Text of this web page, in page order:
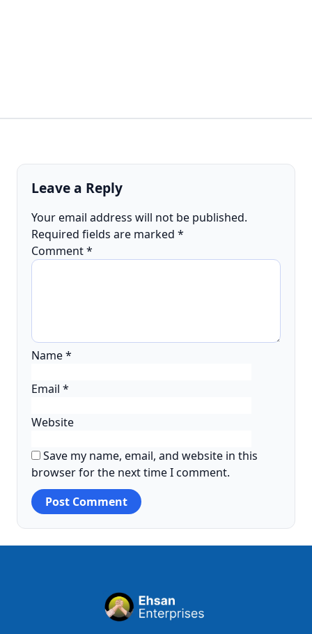
Leave a Reply
Your email address will not be published.
Required fields are marked *
Comment*
Name*
Email *
Website
Save my name, email, and website in this
browser for the next time I comment.